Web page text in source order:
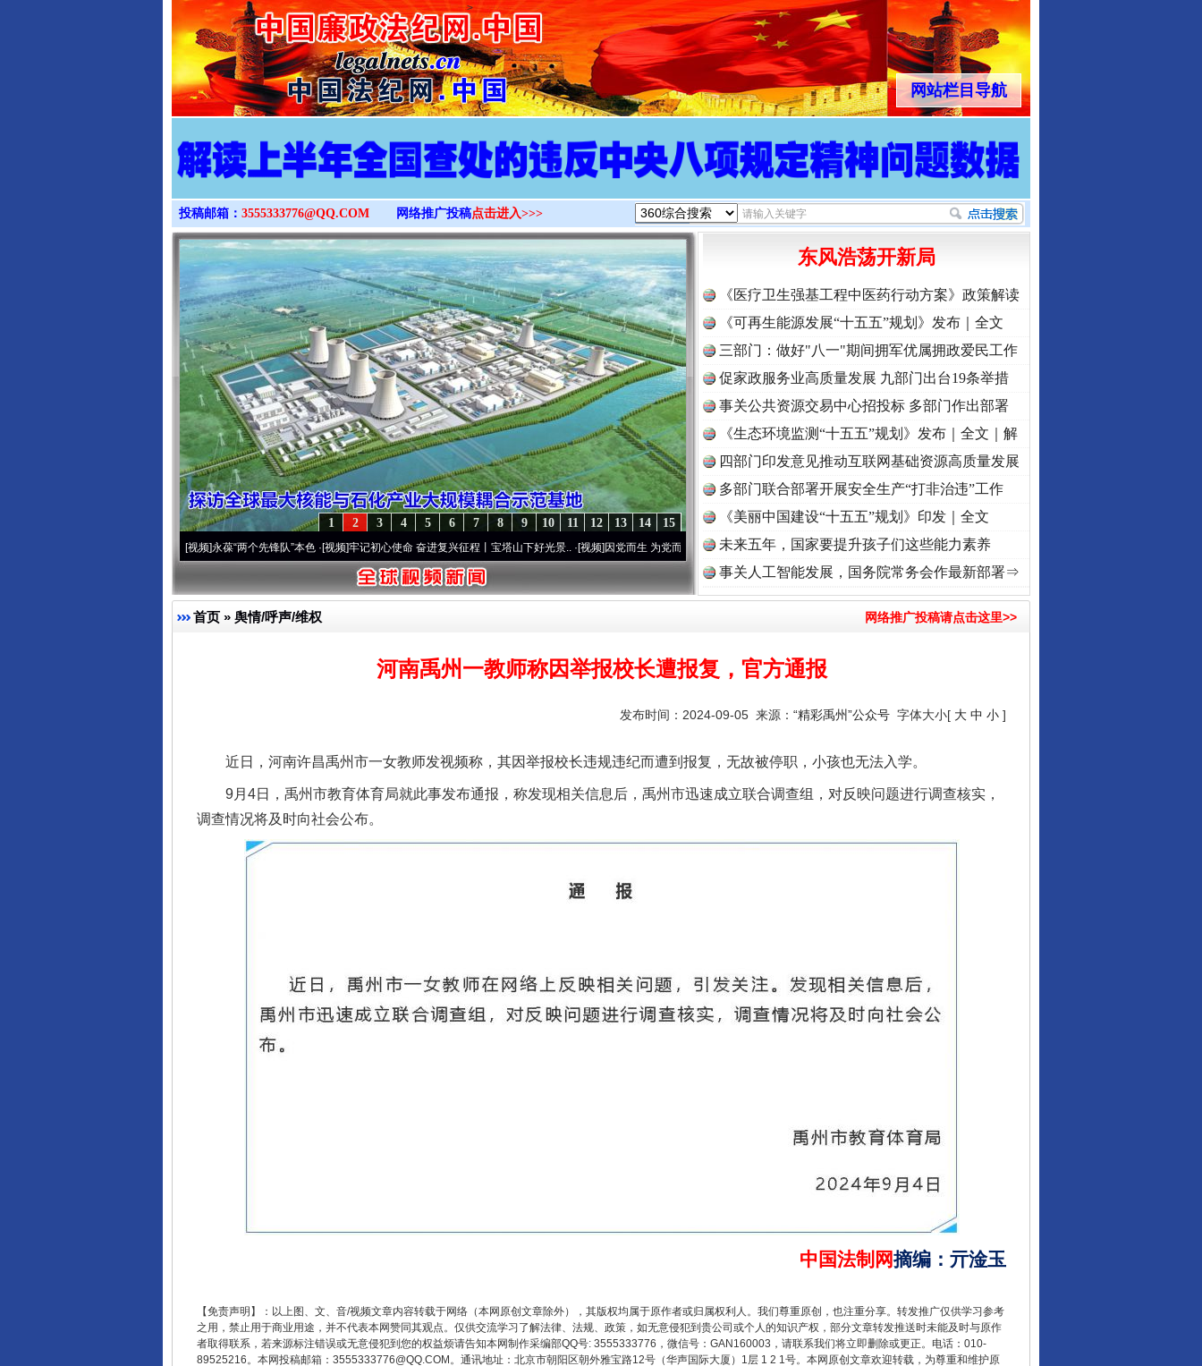
>
网站栏目导航
投稿邮箱： 3555333776@QQ.COM 网络推广投稿点击进入>>>
15
14
13
12
11
10
9
8
7
6
5
4
3
2
1
永葆“两个先锋队”本色·[视频]牢记初心使命 奋进复兴征程丨宝塔山下好光景..·[视频]因党而生 为党而战——百年“纪”事⑧加强纪律..·[视频]牢记初心使命 奋进复兴征程丨“转折之城”激荡..
东风浩荡开新局
《医疗卫生强基工程中医药行动方案》政策解读
《可再生能源发展“十五五”规划》发布｜全文
三部门：做好"八一"期间拥军优属拥政爱民工作
促家政服务业高质量发展 九部门出台19条举措
事关公共资源交易中心招投标 多部门作出部署
《生态环境监测“十五五”规划》发布｜全文｜解
读
四部门印发意见推动互联网基础资源高质量发展
多部门联合部署开展安全生产“打非治违”工作
《美丽中国建设“十五五”规划》印发｜全文
未来五年，国家要提升孩子们这些能力素养
事关人工智能发展，国务院常务会作最新部署⇒
首页 » 舆情/呼声/维权 网络推广投稿请点击这里>>
河南禹州一教师称因举报校长遭报复，官方通报
发布时间：2024-09-05 来源： “精彩禹州”公众号 字体大小[ 大 中 小 ]
近日，河南许昌禹州市一女教师发视频称，其因举报校长违规违纪而遭到报复，无故被停职，小孩也无法入学。
9月4日，禹州市教育体育局就此事发布通报，称发现相关信息后，禹州市迅速成立联合调查组，对反映问题进行调查核实，
调查情况将及时向社会公布。
中国法制网摘编 ： 亓淦玉
【免责声明】：以上图、文、音/视频文章内容转载于网络（本网原创文章除外），其版权均属于原作者或归属权利人。我们尊重原创，也注重分享。转发推广仅供学习参考
之用，禁止用于商业用途，并不代表本网赞同其观点。仅供交流学习了解法律、法规、政策，如无意侵犯到贵公司或个人的知识产权，部分文章转发推送时未能及时与原作
者取得联系，若来源标注错误或无意侵犯到您的权益烦请告知本网制作采编部QQ号: 3555333776，微信号：GAN160003，请联系我们将立即删除或更正。电话：010-
89525216。本网投稿邮箱：3555333776@QQ.COM。通讯地址：北京市朝阳区朝外雅宝路12号（华声国际大厦）1层 1 2 1号。本网原创文章欢迎转载，为尊重和维护原